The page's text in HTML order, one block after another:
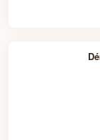
Découvrez
processus
envois grâce
Packdiscount.
que nos